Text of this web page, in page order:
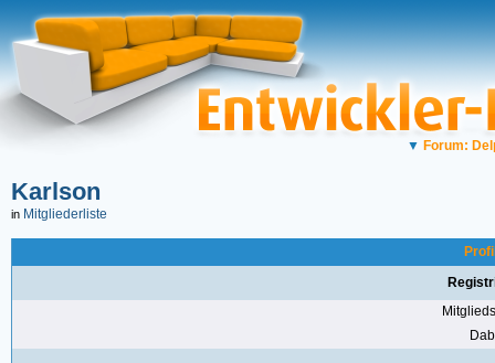
▼ Forum:
Karlson
in Mitgliederliste